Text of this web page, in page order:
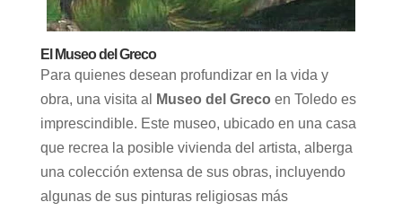
El Museo del Greco
Para quienes desean profundizar en la vida y
obra, una visita al
Museo del Greco en Toledo es
imprescindible. Este museo, ubicado en una casa
que recrea la posible vivienda del artista, alberga
una colección extensa de sus obras, incluyendo
algunas de sus pinturas religiosas más